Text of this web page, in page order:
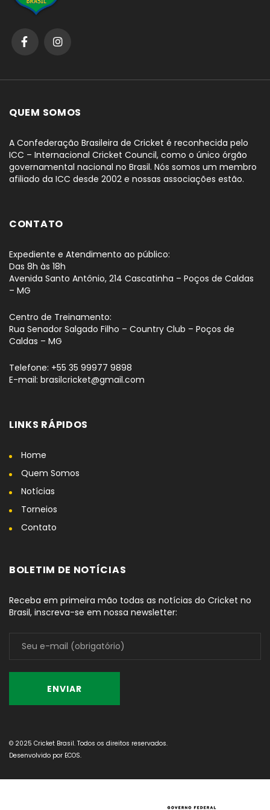
QUEM SOMOS
A Confederação Brasileira de Cricket é reconhecida pelo
ICC – Internacional Cricket Council, como o único órgão
governamental nacional no Brasil. Nós somos um membro
afiliado da ICC desde 2002 e nossas associações estão.
CONTATO
Expediente e Atendimento ao público:
Das 8h às 18h
Avenida Santo Antônio, 214 Cascatinha – Poços de Caldas
– MG
Centro de Treinamento:
Rua Senador Salgado Filho – Country Club – Poços de
Caldas – MG
Telefone: +55 35 99977 9898
E-mail: brasilcricket@gmail.com
LINKS RÁPIDOS
Home
Quem Somos
Notícias
Torneios
Contato
BOLETIM DE NOTÍCIAS
Receba em primeira mão todas as notícias do Cricket no
Brasil, inscreva-se em nossa newsletter:
© 2025 Cricket Brasil. Todos os direitos reservados.
Desenvolvido por ECOS.